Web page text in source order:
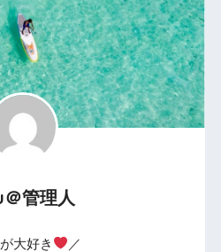
管理人
大好き ／